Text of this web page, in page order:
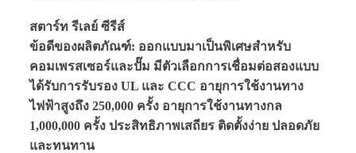
สตาร์ท รีเลย์ ซีรีส์
ข้อดีของผลิตภัณฑ์: ออกแบบมาเป็นพิเศษสำหรับ
คอมเพรสเซอร์และปั๊ม มีตัวเลือกการเชื่อมต่อสองแบบ
ได้รับการรับรอง UL และ CCC อายุการใช้งานทาง
ไฟฟ้าสูงถึง 250,000 ครั้ง อายุการใช้งานทางกล
1,000,000 ครั้ง ประสิทธิภาพเสถียร ติดตั้งง่าย ปลอดภัย
และทนทาน